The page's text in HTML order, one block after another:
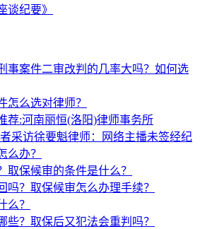
谈纪要》
事案件二审改判的几率大吗？如何选
怎么选对律师？
荐:河南丽恒(洛阳)律师事务所
采访徐要魁律师：网络主播未签经纪
么办？
取保候审的条件是什么？
吗？取保候审怎么办理手续？
么？
些？取保后又犯法会重判吗？